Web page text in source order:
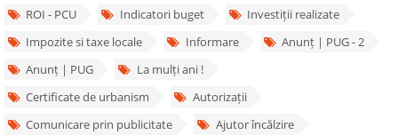
ROI - PCU
Indicatori buget
Investiții realizate
Impozite si taxe locale
Informare
Anunț | PUG - 2
Anunț | PUG
La mulți ani !
Certificate de urbanism
Autorizații
Comunicare prin publicitate
Ajutor încălzire